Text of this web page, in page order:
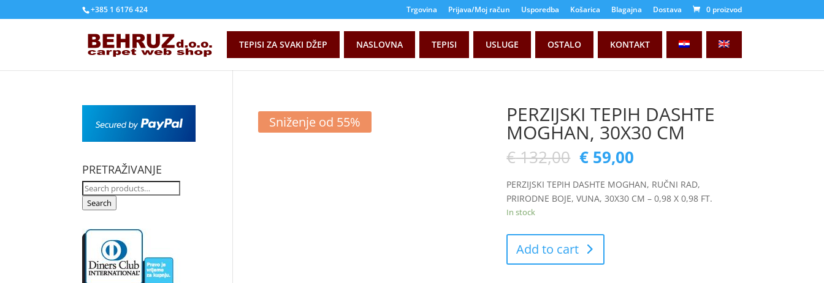
+385 1 6176 424 Trgovina Prijava/Moj račun Usporedba Košarica Blagajna Dostava 0 proizvod
TEPISI ZA SVAKI DŽEP NASLOVNA TEPISI USLUGE OSTALO KONTAKT
Sniženje od 55% PERZIJSKI TEPIH DASHTE
MOGHAN, 30X30 CM
€132,00 € 59,00
PERZIJSKI TEPIH DASHTE MOGHAN, RUČNI RAD,
PRIRODNE BOJE, VUNA, 30X30 CM – 0,98 X 0,98 FT.
In stock
Add to cart
PRETRAŽIVANJE
Search
for:
Search